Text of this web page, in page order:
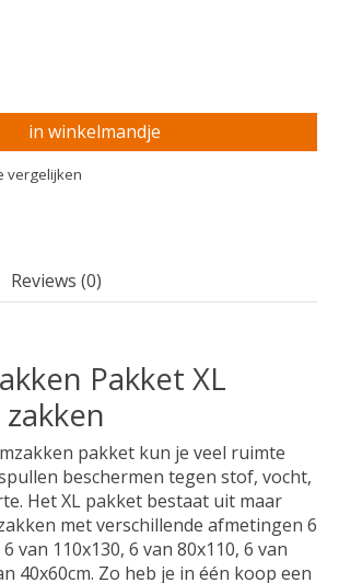
in winkelmandje
vergelijken
Reviews (0)
Pakket XL
pakket kun je veel ruimte
beschermen tegen stof, vocht,
Het XL pakket bestaat uit maar
met verschillende afmetingen 6
van 110x130, 6 van 80x110, 6 van
40x60cm. Zo heb je in één koop een